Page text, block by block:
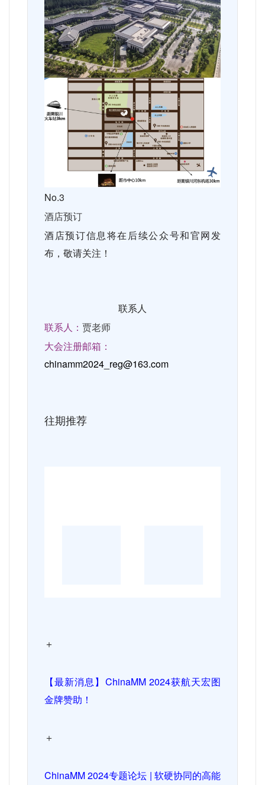
No.3
酒店预订
酒店预订信息将在后续公众号和官网发
布，敬请关注！
联系人
联系人： 贾老师
大会注册邮箱：
chinamm2024_reg@163.com
往期推荐
＋
【最新消息】 ChinaMM 2024获航天宏图
金牌赞助！
＋
ChinaMM 2024专题论坛 | 软硬协同的高能